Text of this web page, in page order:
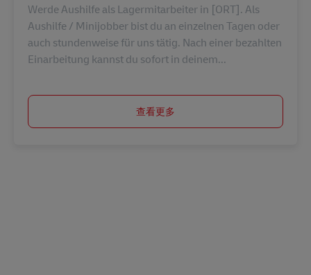
Werde Aushilfe als Lagermitarbeiter in [ORT]. Als
Aushilfe / Minijobber bist du an einzelnen Tagen oder
auch stundenweise für uns tätig. Nach einer bezahlten
Einarbeitung kannst du sofort in deinem...
查看更多